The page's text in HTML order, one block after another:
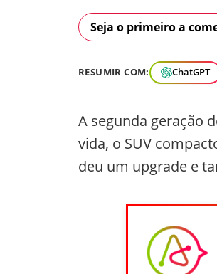
Seja o primeiro a
RESUMIR COM: ChatGPT
A segunda geração
vida, o SUV
deu um upgrade e